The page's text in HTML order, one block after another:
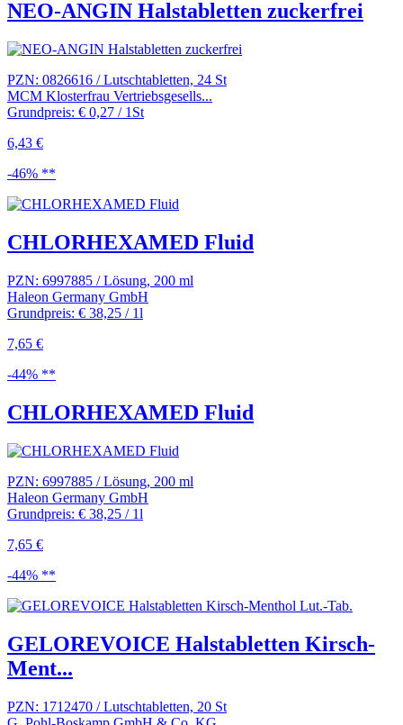
NEO-ANGIN Halstabletten zuckerfrei
PZN: 0826616 / Lutschtabletten, 24 St
MCM Klosterfrau Vertriebsgesells...
Grundpreis: € 0,27 / 1St
6,43 €
-46% **
CHLORHEXAMED Fluid
PZN: 6997885 / Lösung, 200 ml
Haleon Germany GmbH
Grundpreis: € 38,25 / 1l
7,65 €
-44% **
CHLORHEXAMED Fluid
PZN: 6997885 / Lösung, 200 ml
Haleon Germany GmbH
Grundpreis: € 38,25 / 1l
7,65 €
-44% **
GELOREVOICE Halstabletten Kirsch-
Ment...
PZN: 1712470 / Lutschtabletten, 20 St